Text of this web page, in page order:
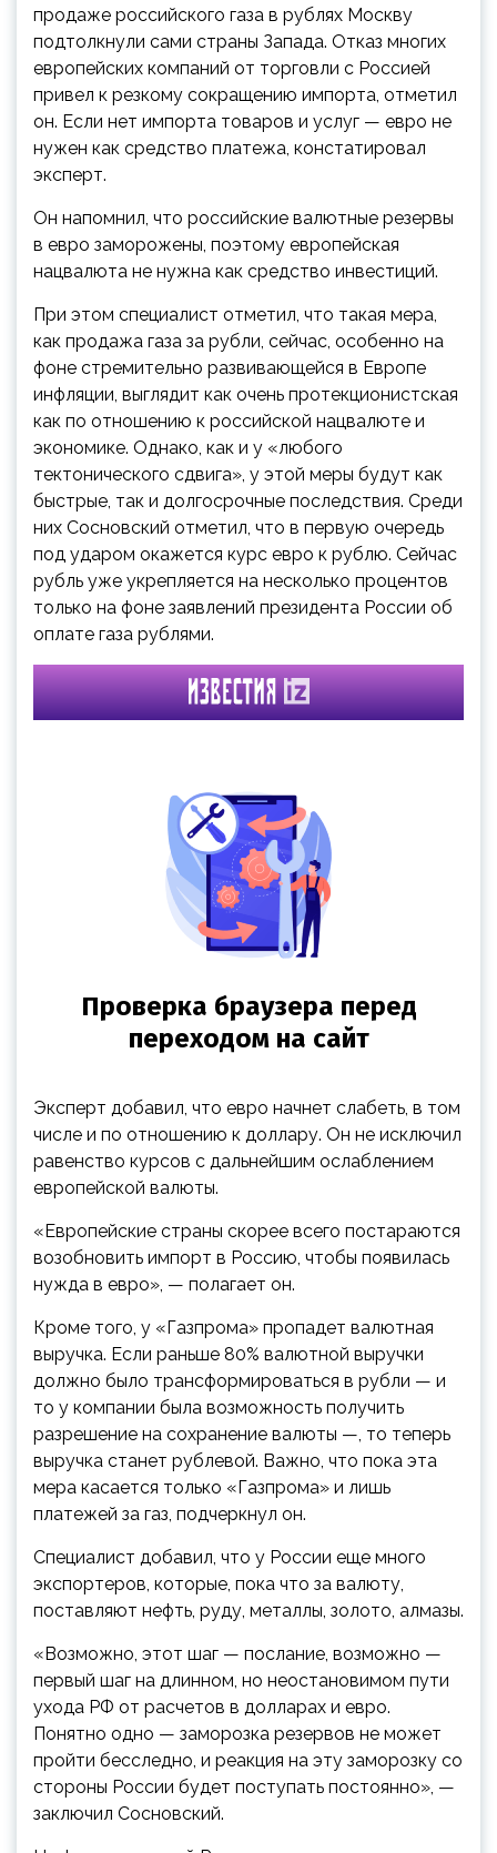
продаже российского газа в рублях Москву
подтолкнули сами страны Запада. Отказ многих
европейских компаний от торговли с Россией
привел к резкому сокращению импорта, отметил
он. Если нет импорта товаров и услуг — евро не
нужен как средство платежа, констатировал
эксперт.
Он напомнил, что российские валютные резервы
в евро заморожены, поэтому европейская
нацвалюта не нужна как средство инвестиций.
При этом специалист отметил, что такая мера,
как продажа газа за рубли, сейчас, особенно на
фоне стремительно развивающейся в Европе
инфляции, выглядит как очень протекционистская
как по отношению к российской нацвалюте и
экономике. Однако, как и у «любого
тектонического сдвига», у этой меры будут как
быстрые, так и долгосрочные последствия. Среди
них Сосновский отметил, что в первую очередь
под ударом окажется курс евро к рублю. Сейчас
рубль уже укрепляется на несколько процентов
только на фоне заявлений президента России об
оплате газа рублями.
Эксперт добавил, что евро начнет слабеть, в том
числе и по отношению к доллару. Он не исключил
равенство курсов с дальнейшим ослаблением
европейской валюты.
«Европейские страны скорее всего постараются
возобновить импорт в Россию, чтобы появилась
нужда в евро», — полагает он.
Кроме того, у «Газпрома» пропадет валютная
выручка. Если раньше 80% валютной выручки
должно было трансформироваться в рубли — и
то у компании была возможность получить
разрешение на сохранение валюты —, то теперь
выручка станет рублевой. Важно, что пока эта
мера касается только «Газпрома» и лишь
платежей за газ, подчеркнул он.
Специалист добавил, что у России еще много
экспортеров, которые, пока что за валюту,
поставляют нефть, руду, металлы, золото, алмазы.
«Возможно, этот шаг — послание, возможно —
первый шаг на длинном, но неостановимом пути
ухода РФ от расчетов в долларах и евро.
Понятно одно — заморозка резервов не может
пройти бесследно, и реакция на эту заморозку со
стороны России будет поступать постоянно», —
заключил Сосновский.